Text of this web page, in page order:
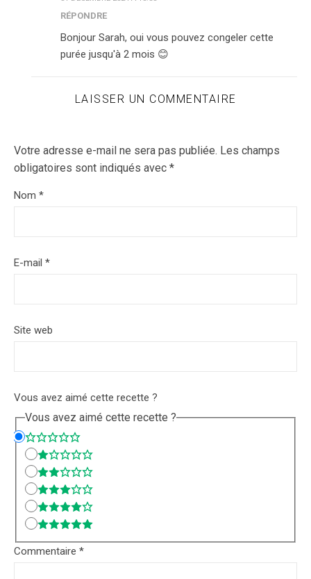
RÉPONDRE
Bonjour Sarah, oui vous pouvez congeler cette
purée jusqu'à 2 mois 😊
LAISSER UN COMMENTAIRE
Votre adresse e-mail ne sera pas publiée. Les champs
obligatoires sont indiqués avec *
Nom *
E-mail *
Site web
Vous avez aimé cette recette ?
Vous avez aimé cette recette ?
Commentaire *